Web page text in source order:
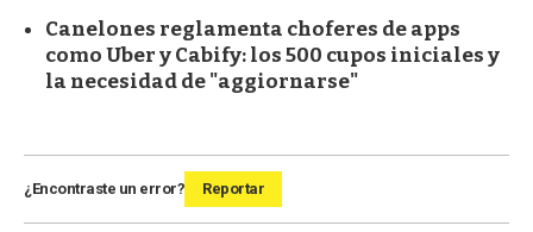
Canelones reglamenta choferes de apps
como Uber y Cabify: los 500 cupos iniciales y
la necesidad de "aggiornarse"
¿Encontraste un error? Reportar